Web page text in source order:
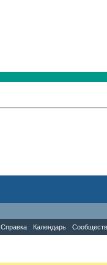
Справка Календарь